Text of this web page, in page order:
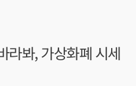
라봐, 가상화폐 시세